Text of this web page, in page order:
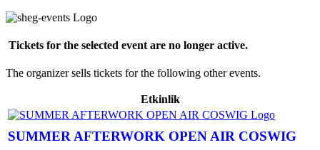
Tickets for the selected event are no longer active.
The organizer sells tickets for the following other events.
Etkinlik
SUMMER AFTERWORK OPEN AIR COSWIG